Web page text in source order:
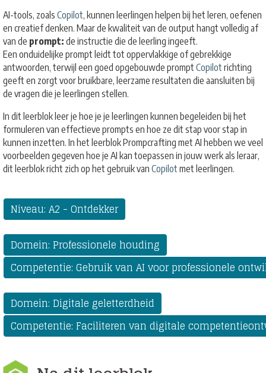
AI-tools, zoals Copilot, kunnen leerlingen helpen bij het leren, oefenen
en creatief denken. Maar de kwaliteit van de output hangt volledig af
van de prompt: de instructie die de leerling ingeeft.
Een onduidelijke prompt leidt tot oppervlakkige of gebrekkige
antwoorden, terwijl een goed opgebouwde prompt Copilot richting
geeft en zorgt voor bruikbare, leerzame resultaten die aansluiten bij
de vragen die je leerlingen stellen.
In dit leerblok leer je hoe je je leerlingen kunnen begeleiden bij het
formuleren van effectieve prompts en hoe ze dit stap voor stap in
kunnen inzetten. In het leerblok Prompcrafting met AI hebben we veel
voorbeelden gegeven hoe je AI kan toepassen in jouw werk als leraar,
dit leerblok richt zich op het gebruik van Copilot met leerlingen.
Niveau: A2 - Ontdekker
Domein: Professionele houding
Competentie: Gebruik van AI voor professionele
Domein: Digitale geletterdheid
Competentie: Faciliteren van digitale